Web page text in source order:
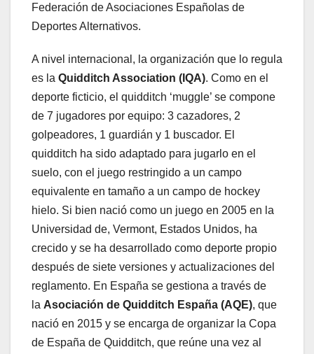
Federación de Asociaciones Españolas de
Deportes Alternativos.
A nivel internacional, la organización que lo regula
es la Quidditch Association (IQA). Como en el
deporte ficticio, el quidditch ‘muggle’ se compone
de 7 jugadores por equipo: 3 cazadores, 2
golpeadores, 1 guardián y 1 buscador. El
quidditch ha sido adaptado para jugarlo en el
suelo, con el juego restringido a un campo
equivalente en tamaño a un campo de hockey
hielo. Si bien nació como un juego en 2005 en la
Universidad de, Vermont, Estados Unidos, ha
crecido y se ha desarrollado como deporte propio
después de siete versiones y actualizaciones del
reglamento. En España se gestiona a través de
la Asociación de Quidditch España (AQE), que
nació en 2015 y se encarga de organizar la Copa
de España de Quidditch, que reúne una vez al